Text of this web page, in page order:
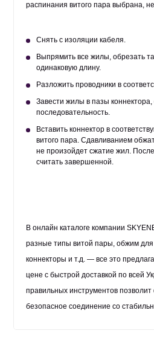
распинания витого пара выбрана,
Снять с изоляции кабеля.
Выпрямить все жилы, обрезать
одинаковую длину.
Разложить проводники в
Завести жилы в пазы
последовательность.
Вставить коннектор в
витого пара. Сдавливанием
не произойдет сжатие жил.
считать завершенной.
В онлайн каталоге компании
разные типы витой пары, обжим для
коннекторы и т.д. — все это
цене с быстрой доставкой по всей
правильных инструментов
безопасное соединение со